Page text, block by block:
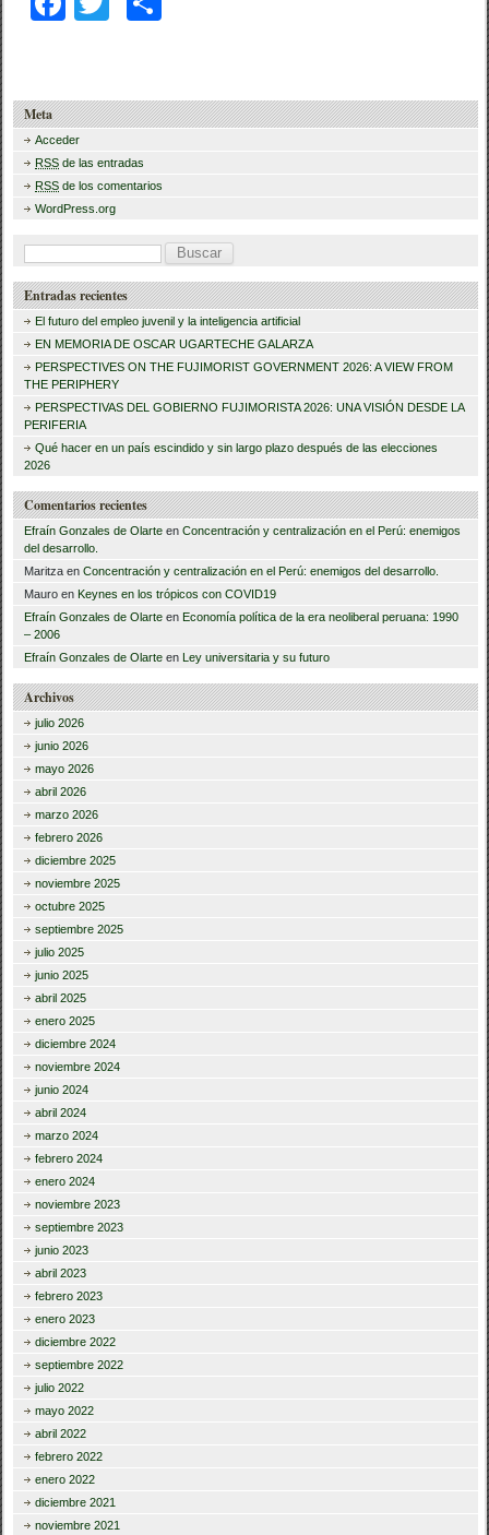
e
b
o
o
k
er p
tir
Meta
Acceder
RSS de las entradas
RSS de los comentarios
WordPress.org
B
u
s
c
a
:
Entradas recientes
El futuro del empleo juvenil y la inteligencia artificial
EN MEMORIA DE OSCAR UGARTECHE GALARZA
PERSPECTIVES ON THE FUJIMORIST GOVERNMENT 2026: A VIEW FROM
THE PERIPHERY
PERSPECTIVAS DEL GOBIERNO FUJIMORISTA 2026: UNA VISIÓN DESDE LA
PERIFERIA
Qué hacer en un país escindido y sin largo plazo después de las elecciones
2026
Comentarios recientes
Efraín Gonzales de Olarte enConcentración y centralización en el Perú: enemigos
del desarrollo.
Maritza enConcentración y centralización en el Perú: enemigos del desarrollo.
Mauro en Keynes en los trópicos con COVID19
Efraín Gonzales de Olarte en Economía política de la era neoliberal peruana: 1990
– 2006
Efraín Gonzales de Olarte en Ley universitaria y su futuro
Archivos
julio 2026
junio 2026
mayo 2026
abril 2026
marzo 2026
febrero 2026
diciembre 2025
noviembre 2025
octubre 2025
septiembre 2025
julio 2025
junio 2025
abril 2025
enero 2025
diciembre 2024
noviembre 2024
junio 2024
abril 2024
marzo 2024
febrero 2024
enero 2024
noviembre 2023
septiembre 2023
junio 2023
abril 2023
febrero 2023
enero 2023
diciembre 2022
septiembre 2022
julio 2022
mayo 2022
abril 2022
febrero 2022
enero 2022
diciembre 2021
noviembre 2021